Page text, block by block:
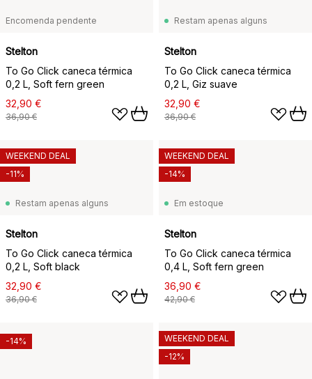
Encomenda pendente
Stelton
To Go Click caneca térmica
0,2 L, Soft fern green
32,90 €
36,90 €
Restam apenas alguns
Stelton
To Go Click caneca térmica
0,2 L, Giz suave
32,90 €
36,90 €
Restam apenas alguns
Stelton
To Go Click caneca térmica
0,2 L, Soft black
32,90 €
36,90 €
WEEKEND DEAL
-11%
Em estoque
Stelton
To Go Click caneca térmica
0,4 L, Soft fern green
36,90 €
42,90 €
WEEKEND DEAL
-14%
-14%
WEEKEND DEAL
-12%